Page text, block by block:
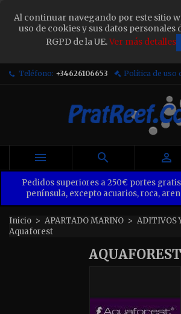
Al continuar navegando por este sitio
uso de cookies y sus datos personales
RGPD de la UE.Ver más detalles
Teléfono: +34626106653 Política de uso
  
Pedidos superiores a 250€ portes
península, excepto acuarios, roca,
Inicio APARTADO MARINO
ADITIVOS
Aquaforest
AQUAFOREST
Sign in
You need to be logged in to save
wish list.